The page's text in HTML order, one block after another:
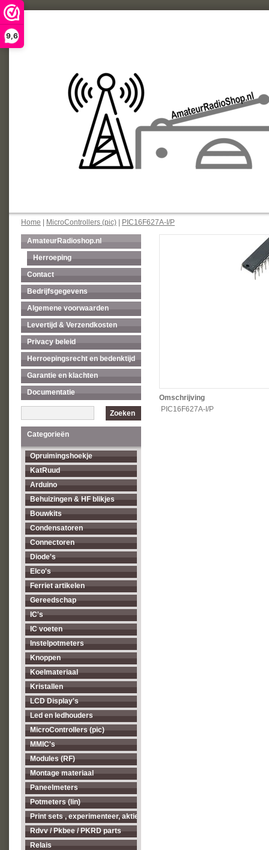
9,6
Home MicroControllers (pic) PIC16F627A-I/P
AmateurRadioshop.nl
Herroeping
Contact
Bedrijfsgegevens
Algemene voorwaarden
Levertijd & Verzendkosten
Privacy beleid
Herroepingsrecht en bedenktijd
Garantie en klachten
Documentatie
Zoeken
Categorieën
Opruimingshoekje
KatRuud
Arduino
Behuizingen & HF blikjes
Bouwkits
Condensatoren
Connectoren
Diode's
Elco's
Ferriet artikelen
Gereedschap
IC's
IC voeten
Instelpotmeters
Knoppen
Koelmateriaal
Kristallen
LCD Display's
Led en ledhouders
MicroControllers (pic)
MMIC's
Modules (RF)
Montage materiaal
Paneelmeters
Potmeters (lin)
Print sets , experimenteer, aktieve antenne's enz...
Rdvv / Pkbee / PKRD parts
Relais
Omschrijving
PIC16F627A-I/P